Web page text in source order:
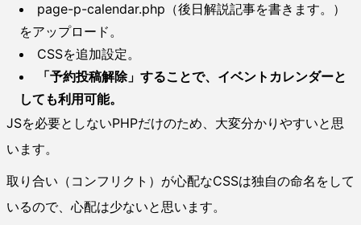
page-p-calendar.php（後日解説記事を書きます。）
をアップロード。
CSSを追加設定。
「予約投稿解除」することで、イベントカレンダーと
しても利用可能。
JSを必要としないPHPだけのため、大変分かりやすいと思
います。
取り合い（コンフリクト）が心配なCSSは独自の命名をして
いるので、心配は少ないと思います。